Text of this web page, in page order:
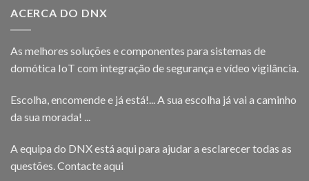
ACERCA DO DNX
As melhores soluções e componentes para sistemas de
domótica IoT com integração de segurança e vídeo vigilância.
Escolha, encomende e já está!... A sua escolha já vai a caminho
da sua morada! ...
A equipa do DNX está aqui para ajudar a esclarecer todas as
questões. Contacte aqui